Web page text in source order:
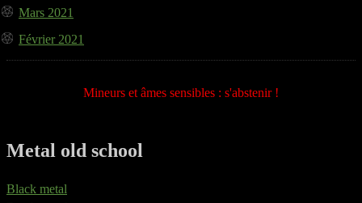
Mars 2021
Février 2021
Mineurs et âmes sensibles : s'abstenir !
Metal old school
Black metal